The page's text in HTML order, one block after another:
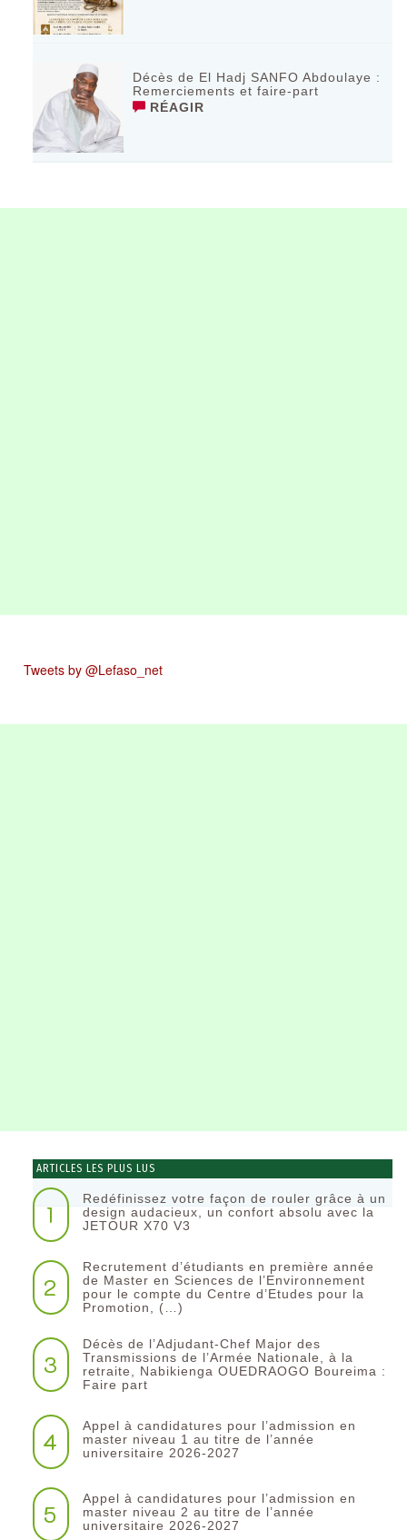
Décès de El Hadj SANFO Abdoulaye :
Remerciements et faire-part
RÉAGIR
Tweets by @Lefaso_net
ARTICLES LES PLUS LUS
1
Redéfinissez votre façon de rouler grâce à un
design audacieux, un confort absolu avec la
JETOUR X70 V3
2
Recrutement d’étudiants en première année
de Master en Sciences de l’Environnement
pour le compte du Centre d’Etudes pour la
Promotion, (…)
3
Décès de l’Adjudant-Chef Major des
Transmissions de l’Armée Nationale, à la
retraite, Nabikienga OUEDRAOGO Boureima :
Faire part
4
Appel à candidatures pour l’admission en
master niveau 1 au titre de l’année
universitaire 2026-2027
5
Appel à candidatures pour l’admission en
master niveau 2 au titre de l’année
universitaire 2026-2027